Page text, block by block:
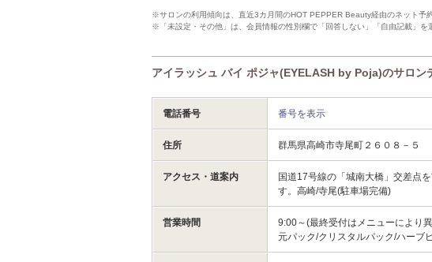
※サロンの利用傾向は、直近3カ月間のHOT PEPPER Beauty経由のネット予
※「未設定・その他」は、会員情報の性別欄で「回答しない」「自由記載」を
アイラッシュ バイ ポジャ(EYELASH by Poja)のサロン
電話番号 番号を表示
住所 群馬県高崎市寺尾町２６０８－５
アクセス・道案内
国道17号線の「城南大橋」交差点
す。高崎/寺尾(駐車場完備)
営業時間
9:00～(最終受付はメニューにより
元パック/クリスタルパック/ハーブ